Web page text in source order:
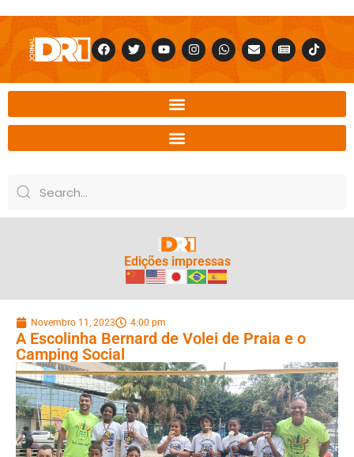
Edições impressas
Novembro 11, 2023 4:00 pm
A Escolinha Bernard de Volei de Praia e o
Camping Social